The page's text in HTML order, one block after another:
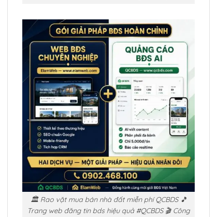
🏛️ Rao vặt mua bán nhà đất miễn phí QCBDS 🎵
Trang web đăng tin bds hiệu quả #QCBDS 🎬 Công